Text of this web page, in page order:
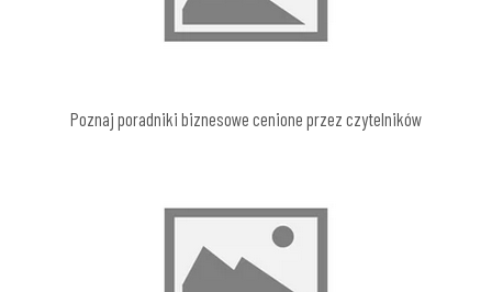
Poznaj poradniki biznesowe cenione przez czytelników